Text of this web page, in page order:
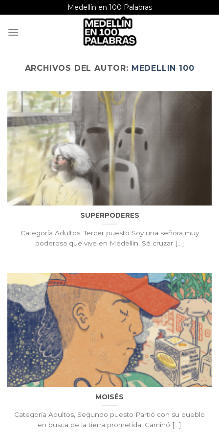
al
contenido
Medellín en 100 Palabras
ARCHIVOS DEL AUTOR: MEDELLIN 100
SUPERPODERES
Categoría Adultos, Tercer puesto Soy una señora muy
poderosa que vive en Medellín. Sé cruzar [...]
MOISÉS
Categoría Adultos, Segundo puesto Partió con su pueblo
en busca de la tierra prometida. Caminó [...]